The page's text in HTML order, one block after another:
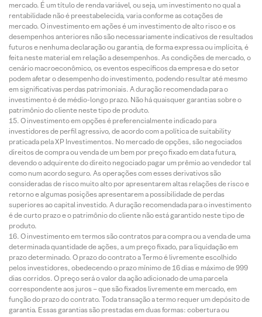
mercado. É um título de renda variável, ou seja, um investimento no qual a
rentabilidade não é preestabelecida, varia conforme as cotações de
mercado. O investimento em ações é um investimento de alto risco e os
desempenhos anteriores não são necessariamente indicativos de resultados
futuros e nenhuma declaração ou garantia, de forma expressa ou implícita, é
feita neste material em relação a desempenhos. As condições de mercado, o
cenário macroeconômico, os eventos específicos da empresa e do setor
podem afetar o desempenho do investimento, podendo resultar até mesmo
em significativas perdas patrimoniais. A duração recomendada para o
investimento é de médio-longo prazo. Não há quaisquer garantias sobre o
patrimônio do cliente neste tipo de produto.
O investimento em opções é preferencialmente indicado para
investidores de perfil agressivo, de acordo com a política de suitability
praticada pela XP Investimentos. No mercado de opções, são negociados
direitos de compra ou venda de um bem por preço fixado em data futura,
devendo o adquirente do direito negociado pagar um prêmio ao vendedor tal
como num acordo seguro. As operações com esses derivativos são
consideradas de risco muito alto por apresentarem altas relações de risco e
retorno e algumas posições apresentarem a possibilidade de perdas
superiores ao capital investido. A duração recomendada para o investimento
é de curto prazo e o patrimônio do cliente não está garantido neste tipo de
produto.
O investimento em termos são contratos para compra ou a venda de uma
determinada quantidade de ações, a um preço fixado, para liquidação em
prazo determinado. O prazo do contrato a Termo é livremente escolhido
pelos investidores, obedecendo o prazo mínimo de 16 dias e máximo de 999
dias corridos. O preço será o valor da ação adicionado de uma parcela
correspondente aos juros – que são fixados livremente em mercado, em
função do prazo do contrato. Toda transação a termo requer um depósito de
garantia. Essas garantias são prestadas em duas formas: cobertura ou